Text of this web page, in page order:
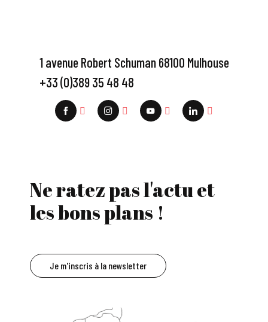
1 avenue Robert Schuman 68100 Mulhouse
+33 (0)389 35 48 48
Ne ratez pas l'actu et
les bons plans !
Je m'inscris à la newsletter